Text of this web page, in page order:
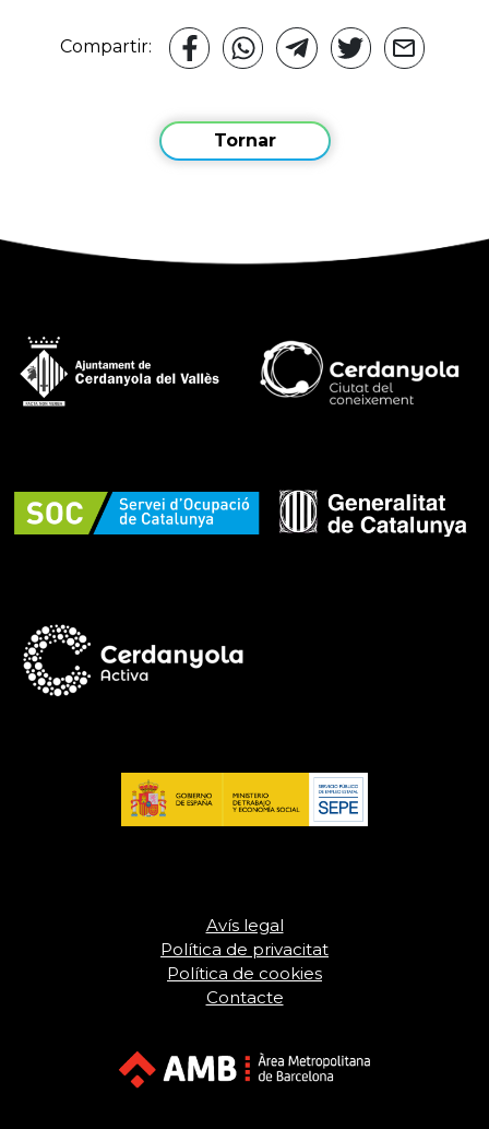
Compartir:
Tornar
Avís legal
Política de privacitat
Política de cookies
Contacte